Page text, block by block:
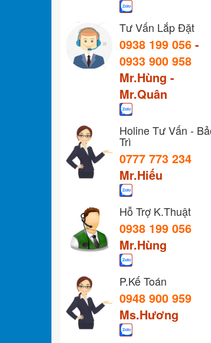
Tư Vấn Lắp Đặt
0938 199 056 -
0933 900 958
Mr.Hùng -
Mr.Quân
Holine Tư Vấn -
Trì
0777 773 234
Mr.Hiếu
Hỗ Trợ K.Thuật
0938 199 056
Mr.Hùng
P.Kế Toán
0948 900 959
Ms.Hương